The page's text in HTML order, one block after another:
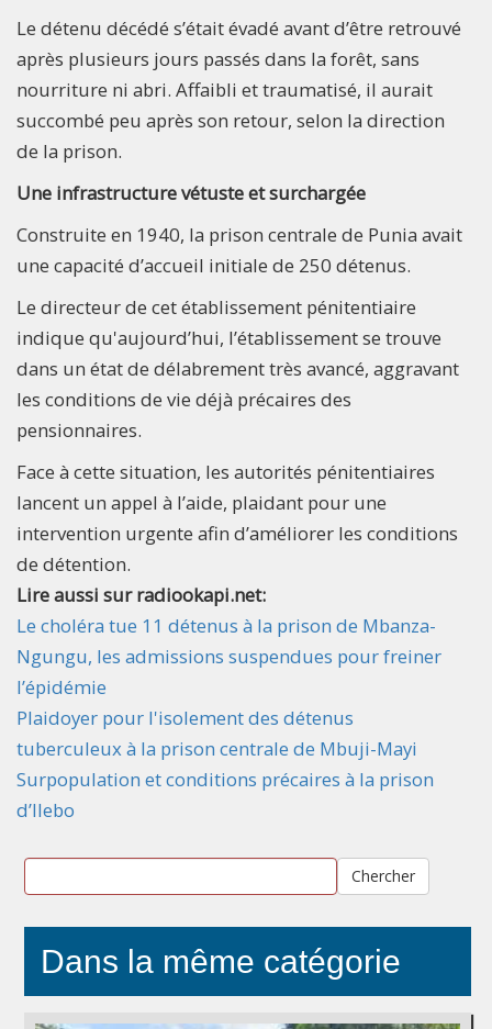
Le détenu décédé s’était évadé avant d’être retrouvé
après plusieurs jours passés dans la forêt, sans
nourriture ni abri. Affaibli et traumatisé, il aurait
succombé peu après son retour, selon la direction
de la prison.
Une infrastructure vétuste et surchargée
Construite en 1940, la prison centrale de Punia avait
une capacité d’accueil initiale de 250 détenus.
Le directeur de cet établissement pénitentiaire
indique qu'aujourd’hui, l’établissement se trouve
dans un état de délabrement très avancé, aggravant
les conditions de vie déjà précaires des
pensionnaires.
Face à cette situation, les autorités pénitentiaires
lancent un appel à l’aide, plaidant pour une
intervention urgente afin d’améliorer les conditions
de détention.
Lire aussi sur radiookapi.net:
Le choléra tue 11 détenus à la prison de Mbanza-
Ngungu, les admissions suspendues pour freiner
l’épidémie
Plaidoyer pour l'isolement des détenus
tuberculeux à la prison centrale de Mbuji-Mayi
Surpopulation et conditions précaires à la prison
d’Ilebo
Chercher
Dans la même catégorie